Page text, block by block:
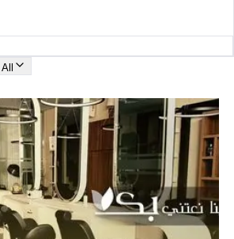
In Riyadh
In Riyadh